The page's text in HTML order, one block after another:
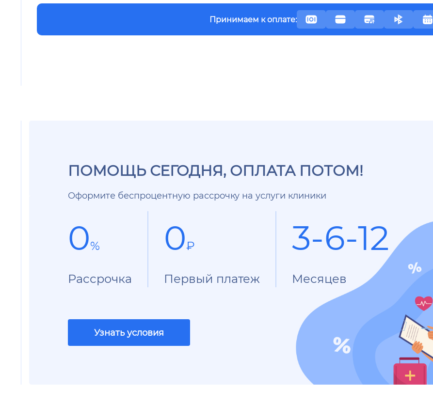
Принимаем к оплате:
ПОМОЩЬ СЕГОДНЯ, ОПЛАТА ПОТОМ!
Оформите беспроцентную рассрочку на услуги клиники
0%
Рассрочка
0₽
Первый платеж
3-6-12
Месяцев
Узнать условия